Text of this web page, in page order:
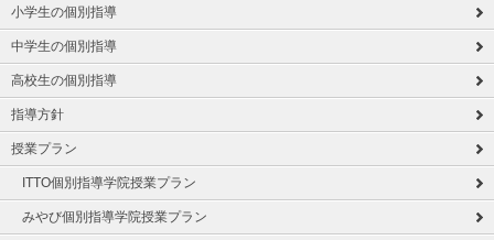
小学生の個別指導
中学生の個別指導
高校生の個別指導
指導方針
授業プラン
ITTO個別指導学院授業プラン
みやび個別指導学院授業プラン